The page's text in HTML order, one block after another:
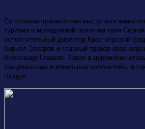
Со словами приветствия выступили
туризма и молодежной политики края Сергей
исполнительный директор Красноярской
Кирилл Захаров и главный тренер
Александр Глазков. Также в церемонии
танцевальные и вокальные коллективы, а
города.